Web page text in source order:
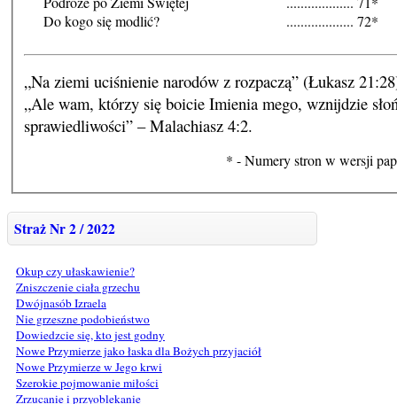
Do kogo się modlić?
................... 72*
„Na ziemi uciśnienie narodów z rozpaczą” (Łukasz
„Ale wam, którzy się boicie Imienia mego, wznijdzie
sprawiedliwości” – Malachiasz 4:2.
* - Numery stron w wersji
Straż Nr 2 / 2022
Okup czy ułaskawienie?
Zniszczenie ciała grzechu
Dwójnasób Izraela
Nie grzeszne podobieństwo
Dowiedzcie się, kto jest godny
Nowe Przymierze jako łaska dla Bożych przyjaciół
Nowe Przymierze w Jego krwi
Szerokie pojmowanie miłości
Zrzucanie i przyoblekanie